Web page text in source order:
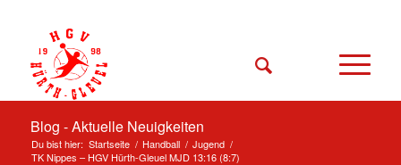
Blog - Aktuelle Neuigkeiten
Du bist hier: Startseite / Handball / Jugend /
TK Nippes – HGV Hürth-Gleuel MJD 13:16 (8:7)